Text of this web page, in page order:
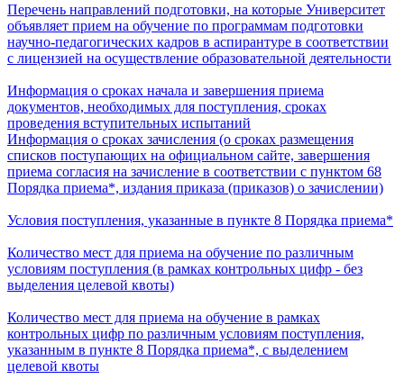
Перечень направлений подготовки, на которые Университет
объявляет прием на обучение по программам подготовки
научно-педагогических кадров в аспирантуре в соответствии
с лицензией на осуществление образовательной деятельности
Информация о сроках начала и завершения приема
документов, необходимых для поступления, сроках
проведения вступительных испытаний
Информация о сроках зачисления (о сроках размещения
списков поступающих на официальном сайте, завершения
приема согласия на зачисление в соответствии с пунктом 68
Порядка приема*, издания приказа (приказов) о зачислении)
Условия поступления, указанные в пункте 8 Порядка приема*
Количество мест для приема на обучение по различным
условиям поступления (в рамках контрольных цифр - без
выделения целевой квоты)
Количество мест для приема на обучение в рамках
контрольных цифр по различным условиям поступления,
указанным в пункте 8 Порядка приема*, с выделением
целевой квоты